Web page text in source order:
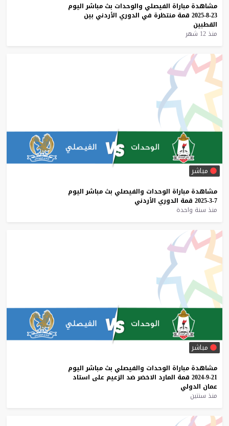
مشاهدة مباراة الفيصلي والوحدات بث مباشر اليوم
23-8-2025
قمة منتظرة في الدوري الأردني بين
القطبين
منذ 12 شهر
مباشر
مشاهدة مباراة الوحدات والفيصلي بث مباشر اليوم
7-3-2025
قمة الدوري الأردني
منذ سنة واحدة
مباشر
مشاهدة مباراة الوحدات والفيصلي بث مباشر اليوم
21-9-2024
قمة المارد الاخضر ضد الزعيم على استاد
عمان الدولي
منذ سنتين